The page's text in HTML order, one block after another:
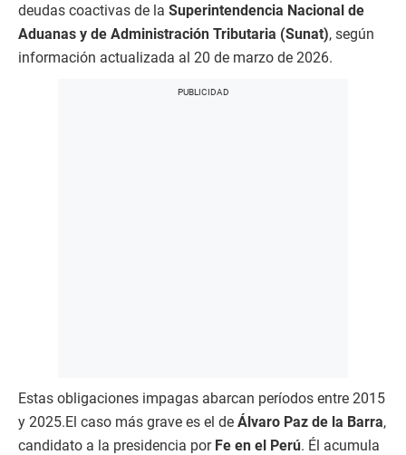
deudas coactivas de la Superintendencia Nacional de
Aduanas y de Administración Tributaria (Sunat), según
información actualizada al 20 de marzo de 2026.
Estas obligaciones impagas abarcan períodos entre 2015
y 2025.El caso más grave es el de Álvaro Paz de la Barra,
candidato a la presidencia por Fe en el Perú. Él acumula